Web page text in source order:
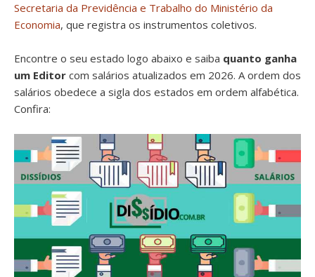
Secretaria da Previdência e Trabalho do Ministério da
Economia, que registra os instrumentos coletivos.
Encontre o seu estado logo abaixo e saiba quanto ganha
um Editor com salários atualizados em 2026. A ordem dos
salários obedece a sigla dos estados em ordem alfabética.
Confira: